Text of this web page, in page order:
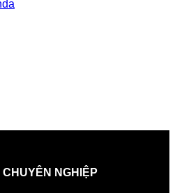
NGHIỆP